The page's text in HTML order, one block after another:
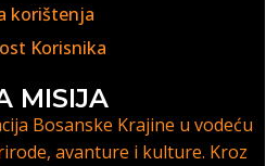
korištenja
Korisnika
MISIJA
Bosanske Krajine u vodeću
avanture i kulture. Kroz